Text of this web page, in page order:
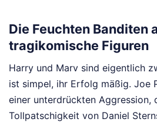
Die Feuchten Banditen
tragikomische Figuren
Harry und Marv sind eigentlich
ist simpel, ihr Erfolg mäßig. Joe
einer unterdrückten Aggression,
Tollpatschigkeit von Daniel